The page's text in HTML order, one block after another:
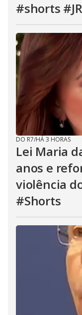
#shorts
DO R7/HÁ 3 HORAS
Lei Maria
anos e
violência
#Shorts